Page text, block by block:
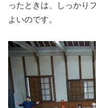
ったときは、しっかり
よいのです。